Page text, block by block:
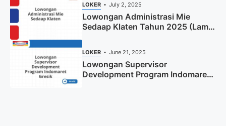
LOKER July 2, 2025
Lowongan Administrasi Mie
Sedaap Klaten Tahun 2025 (Lamar
LOKER June 21, 2025
Lowongan Supervisor
Development Program Indomaret